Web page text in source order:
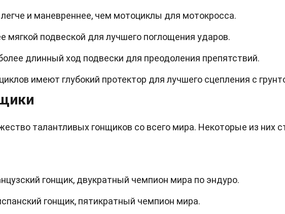
и маневреннее, чем мотоциклы для мотокросса.
мягкой подвеской для лучшего поглощения ударов.
длинный ход подвески для преодоления препятствий.
имеют глубокий протектор для лучшего сцепления с
талантливых гонщиков со всего мира. Некоторые из них
гонщик, двукратный чемпион мира по эндуро.
гонщик, пятикратный чемпион мира.